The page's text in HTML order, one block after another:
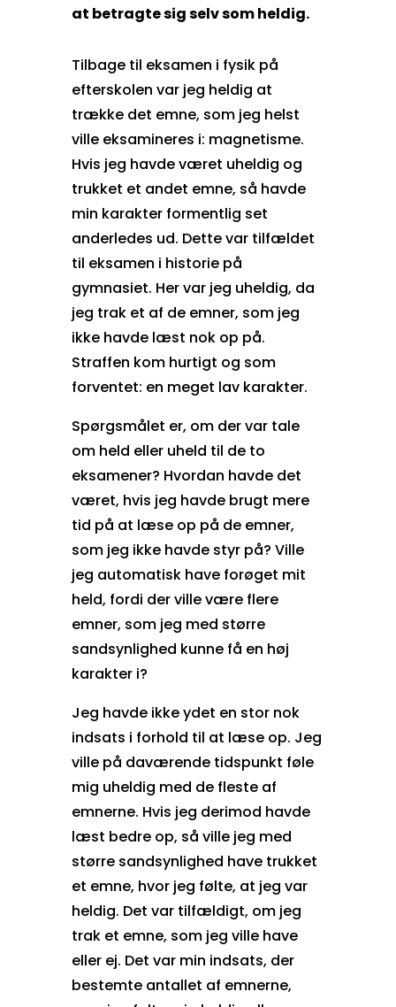
at betragte sig selv som heldig.
Tilbage til eksamen i fysik på
efterskolen var jeg heldig at
trække det emne, som jeg helst
ville eksamineres i: magnetisme.
Hvis jeg havde været uheldig og
trukket et andet emne, så havde
min karakter formentlig set
anderledes ud. Dette var tilfældet
til eksamen i historie på
gymnasiet. Her var jeg uheldig, da
jeg trak et af de emner, som jeg
ikke havde læst nok op på.
Straffen kom hurtigt og som
forventet: en meget lav karakter.
Spørgsmålet er, om der var tale
om held eller uheld til de to
eksamener? Hvordan havde det
været, hvis jeg havde brugt mere
tid på at læse op på de emner,
som jeg ikke havde styr på? Ville
jeg automatisk have forøget mit
held, fordi der ville være flere
emner, som jeg med større
sandsynlighed kunne få en høj
karakter i?
Jeg havde ikke ydet en stor nok
indsats i forhold til at læse op. Jeg
ville på daværende tidspunkt føle
mig uheldig med de fleste af
emnerne. Hvis jeg derimod havde
læst bedre op, så ville jeg med
større sandsynlighed have trukket
et emne, hvor jeg følte, at jeg var
heldig. Det var tilfældigt, om jeg
trak et emne, som jeg ville have
eller ej. Det var min indsats, der
bestemte antallet af emnerne,